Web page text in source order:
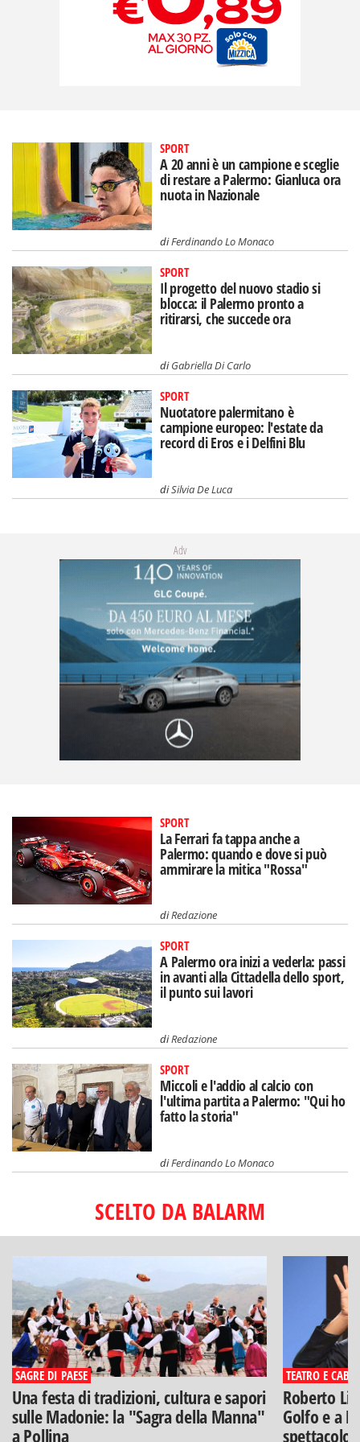
SPORT
A 20 anni è un campione e sceglie
di restare a Palermo: Gianluca ora
nuota in Nazionale
diFerdinando Lo Monaco
SPORT
Il progetto del nuovo stadio si
blocca: il Palermo pronto a
ritirarsi, che succede ora
diGabriella Di Carlo
SPORT
Nuotatore palermitano è
campione europeo: l'estate da
record di Eros e i Delfini Blu
diSilvia De Luca
Adv
SPORT
La Ferrari fa tappa anche a
Palermo: quando e dove si può
ammirare la mitica "Rossa"
diRedazione
SPORT
A Palermo ora inizi a vederla: passi
in avanti alla Cittadella dello sport,
il punto sui lavori
diRedazione
SPORT
Miccoli e l'addio al calcio con
l'ultima partita a Palermo: "Qui ho
fatto la storia"
diFerdinando Lo Monaco
SCELTO DA BALARM
SAGRE DI PAESE
Una festa di tradizioni, cultura e sapori
sulle Madonie: la "Sagra della Manna"
a Pollina
TEATRO E
Roberto
Golfo e a
spettacolo"